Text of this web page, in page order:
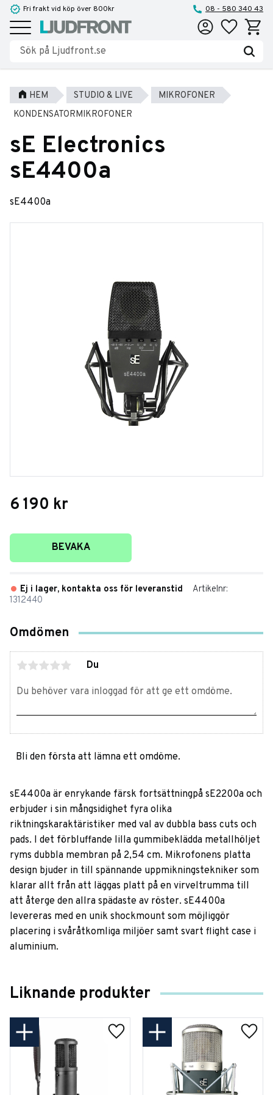
Meny
Fri frakt vid köp över 800kr 08 - 580 340 43
Favoriter
HEM STUDIO & LIVE
MIKROFONER
KONDENSATORMIKROFONER
sE Electronics
sE4400a
sE4400a
6 190 kr
Lägg till i favoriter
BEVAKA
Ej i lager, kontakta oss för leveranstid
Artikelnr
1312440
Omdömen
Du
Bli den första att lämna ett omdöme.
sE4400a är enrykande färsk fortsättningpå sE2200a och
erbjuder i sin mångsidighet fyra olika
riktningskaraktäristiker med val av dubbla bass cuts och
pads. I det förbluffande lilla gummibeklädda metallhöljet
ryms dubbla membran på 2,54 cm. Mikrofonens platta
design bjuder in till spännande uppmikningstekniker som
klarar allt från att läggas platt på en virveltrumma till
att återge den allra spädaste av röster. sE4400a
levereras med en unik shockmount som möjliggör
placering i svåråtkomliga miljöer samt svart flight case i
aluminium.
Liknande produkter